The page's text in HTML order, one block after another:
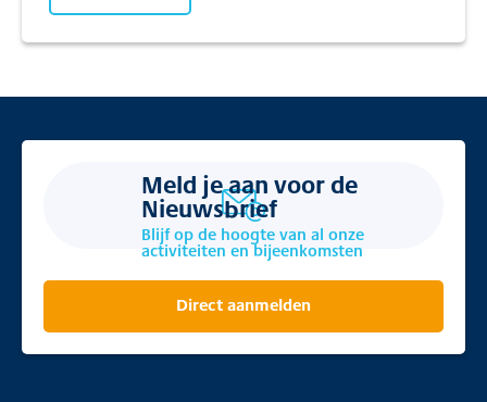
Meld je aan voor de
Nieuwsbrief
Blijf op de hoogte van al onze
activiteiten en bijeenkomsten
Direct aanmelden